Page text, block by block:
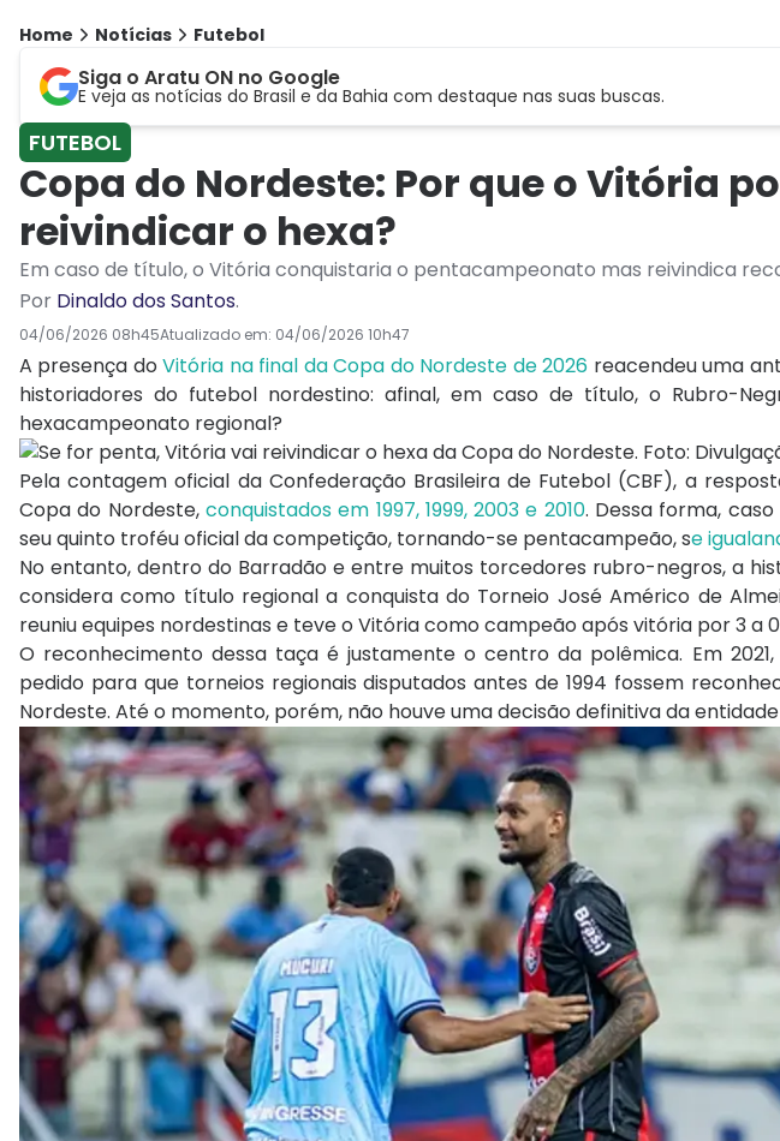
Home Notícias Futebol
Siga o Aratu ON no Google
E veja as notícias do Brasil e da Bahia com destaque nas suas buscas.
FUTEBOL
Copa do Nordeste: Por que o Vitória
reivindicar o hexa?
Em caso de título, o Vitória conquistaria o pentacampeonato mas reivindica
Por Dinaldo dos Santos.
04/06/2026 08h45Atualizado em: 04/06/2026 10h47
A presença doVitória na final da Copa do Nordeste de 2026 reacendeu uma
historiadores do futebol nordestino: afinal, em caso de título, o Rubro-
hexacampeonato regional?
Pela contagem oficial da Confederação Brasileira de Futebol (CBF), a
Copa do Nordeste, conquistados em 1997, 1999, 2003 e 2010. Dessa forma,
seu quinto troféu oficial da competição, tornando-se pentacampeão, se
No entanto, dentro do Barradão e entre muitos torcedores rubro-negros, a
considera como título regional a conquista do Torneio José Américo de
reuniu equipes nordestinas e teve o Vitória como campeão após vitória por 3 a
O reconhecimento dessa taça é justamente o centro da polêmica. Em
pedido para que torneios regionais disputados antes de 1994 fossem
Nordeste. Até o momento, porém, não houve uma decisão definitiva da